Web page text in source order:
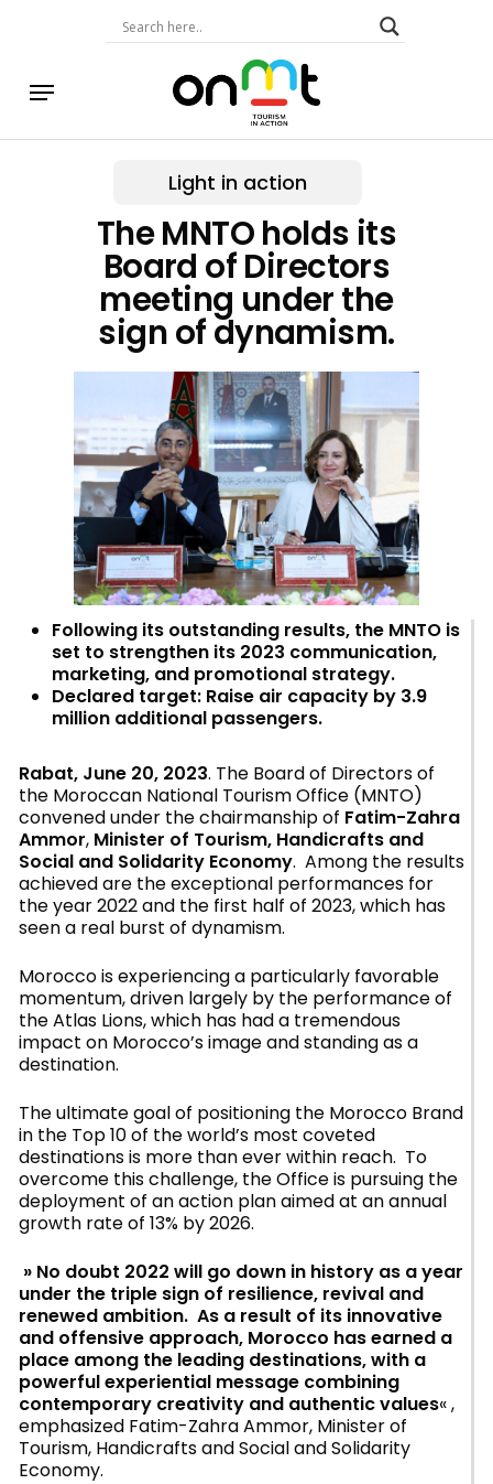
Menu
Light in action
The MNTO holds its
Board of Directors
meeting under the
sign of dynamism.
Following its outstanding results, the MNTO is
set to strengthen its 2023 communication,
marketing, and promotional strategy.
Declared target: Raise air capacity by 3.9
million additional passengers.
Rabat, June 20, 2023. The Board of Directors of
the Moroccan National Tourism Office (MNTO)
convened under the chairmanship of Fatim-Zahra
Ammor, Minister of Tourism, Handicrafts and
Social and Solidarity Economy. Among the results
achieved are the exceptional performances for
the year 2022 and the first half of 2023, which has
seen a real burst of dynamism.
Morocco is experiencing a particularly favorable
momentum, driven largely by the performance of
the Atlas Lions, which has had a tremendous
impact on Morocco’s image and standing as a
destination.
The ultimate goal of positioning the Morocco Brand
in the Top 10 of the world’s most coveted
destinations is more than ever within reach. To
overcome this challenge, the Office is pursuing the
deployment of an action plan aimed at an annual
growth rate of 13% by 2026.
» No doubt 2022 will go down in history as a year
under the triple sign of resilience, revival and
renewed ambition. As a result of its innovative
and offensive approach, Morocco has earned a
place among the leading destinations, with a
powerful experiential message combining
contemporary creativity and authentic values« ,
emphasized Fatim-Zahra Ammor, Minister of
Tourism, Handicrafts and Social and Solidarity
Economy.